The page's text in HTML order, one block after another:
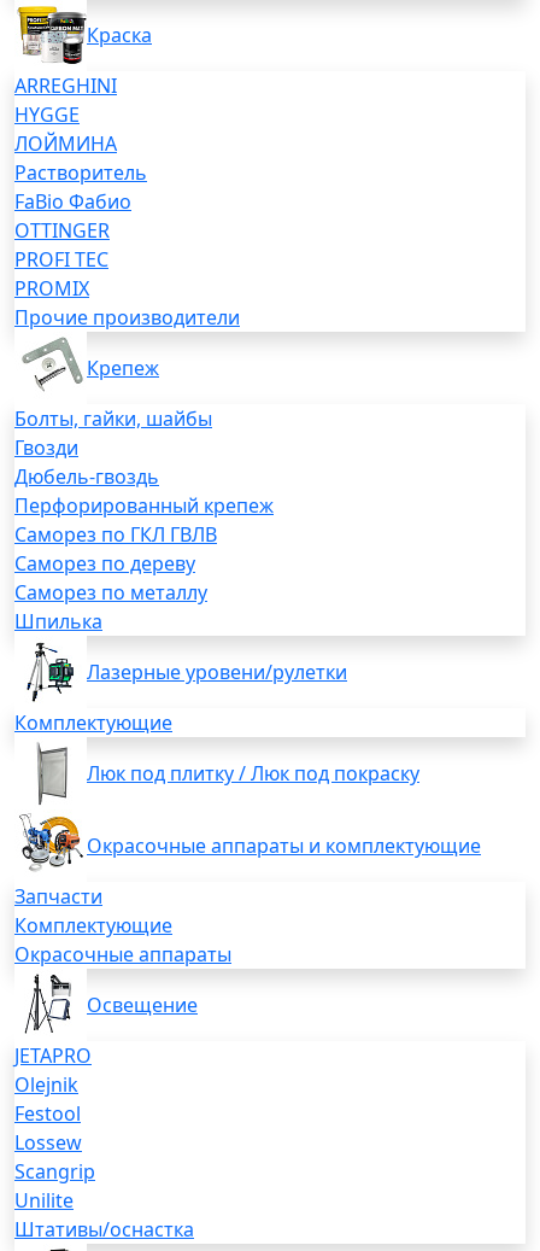
Краска
ARREGHINI
HYGGE
ЛОЙМИНА
Растворитель
FaBio Фабио
OTTINGER
PROFI TEC
PROMIX
Прочие производители
Крепеж
Болты, гайки, шайбы
Гвозди
Дюбель-гвоздь
Перфорированный крепеж
Саморез по ГКЛ ГВЛВ
Саморез по дереву
Саморез по металлу
Шпилька
Лазерные уровени/рулетки
Комплектующие
Люк под плитку / Люк под покраску
Окрасочные аппараты и комплектующие
Запчасти
Комплектующие
Окрасочные аппараты
Освещение
JETAPRO
Olejnik
Festool
Lossew
Scangrip
Unilite
Штативы/оснастка